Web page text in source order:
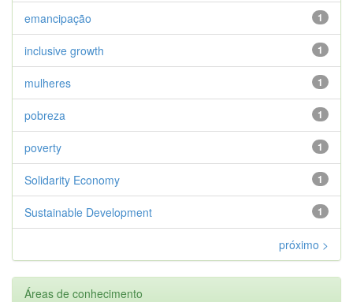
1
emancipação
1
inclusive growth
1
mulheres
1
pobreza
1
poverty
1
Solidarity Economy
1
Sustainable Development
próximo >
Áreas de conhecimento